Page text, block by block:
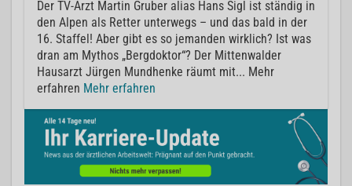
Der TV-Arzt Martin Gruber alias Hans Sigl ist ständig in
den Alpen als Retter unterwegs – und das bald in der
16. Staffel! Aber gibt es so jemanden wirklich? Ist was
dran am Mythos „Bergdoktor“? Der Mittenwalder
Hausarzt Jürgen Mundhenke räumt mit... Mehr
erfahren Mehr erfahren